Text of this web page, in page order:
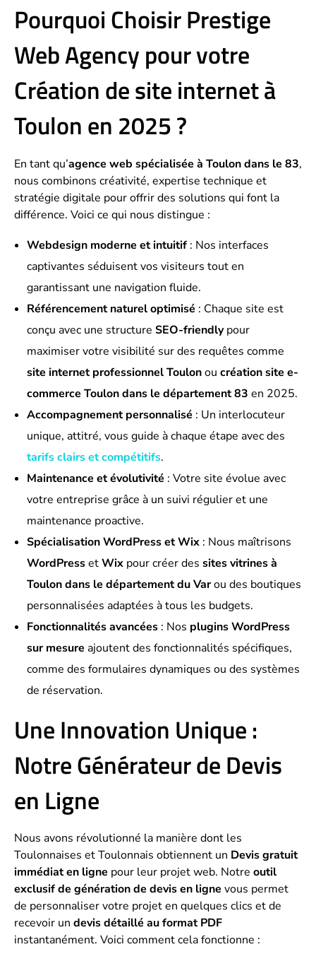
Pourquoi Choisir Prestige
Web Agency pour votre
Création de site internet à
Toulon en 2025 ?
En tant qu’agence web spécialisée à Toulon dans le 83,
nous combinons créativité, expertise technique et
stratégie digitale pour offrir des solutions qui font la
différence. Voici ce qui nous distingue :
Webdesign moderne et intuitif: Nos interfaces
captivantes séduisent vos visiteurs tout en
garantissant une navigation fluide.
Référencement naturel optimisé : Chaque site est
conçu avec une structure SEO-friendlypour
maximiser votre visibilité sur des requêtes comme
site internet professionnel Toulonou création site e-
commerce Toulon dans le département 83 en 2025.
Accompagnement personnalisé : Un interlocuteur
unique, attitré, vous guide à chaque étape avec des
tarifs clairs et compétitifs.
Maintenance et évolutivité : Votre site évolue avec
votre entreprise grâce à un suivi régulier et une
maintenance proactive.
Spécialisation WordPress et Wix: Nous maîtrisons
WordPressetWixpour créer des sites vitrines à
Toulon dans le département du Varou des boutiques
personnalisées adaptées à tous les budgets.
Fonctionnalités avancées: Nos plugins WordPress
sur mesure ajoutent des fonctionnalités spécifiques,
comme des formulaires dynamiques ou des systèmes
de réservation.
Une Innovation Unique :
Notre Générateur de Devis
en Ligne
Nous avons révolutionné la manière dont les
Toulonnaises et Toulonnais obtiennent un Devis gratuit
immédiat en ligne pour leur projet web. Notre outil
exclusif de génération de devis en ligne vous permet
de personnaliser votre projet en quelques clics et de
recevoir un devis détaillé au format PDF
instantanément. Voici comment cela fonctionne :